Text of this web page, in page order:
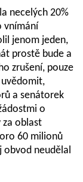
necelých 20%
vnímání
jenom jeden,
prostě bude a
zrušení, pouze
a senátorek
o
za oblast
60 milionů
obvod neudělal